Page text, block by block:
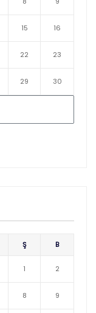
15 16
22 23
29 30
Ş B
1 2
8 9